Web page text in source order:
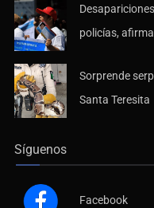
policías,
Sorprende
Santa Teresita
Síguenos
Facebook